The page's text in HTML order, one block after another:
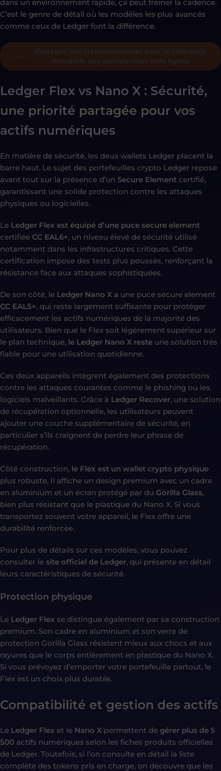
dans un environnement rapide, ça peut freiner la cadence.
C’est le genre de détail où les modèles les plus avancés
comme ceux de Ledger font la différence.
Protégez vos cryptomonnaies avec la référence
mondiale des portefeuilles hors lignes
Ledger Flex vs Nano X : Sécurité,
une priorité partagée pour vos
actifs numériques
En matière de sécurité, les deux wallets Ledger placent la
barre haut. Le sujet des portefeuilles crypto Ledger repose
avant tout sur la présence d’un Secure Element certifié,
garantissant une solide protection contre les attaques
physiques ou logicielles.
Le Ledger Flex est équipé d’une puce secure element
certifiée CC EAL6+, un niveau élevé de sécurité utilisé
notamment dans les infrastructures critiques. Cette
certification impose des tests plus poussés, renforçant la
résistance face aux attaques sophistiquées.
De son côté, le Ledger Nano X a une puce secure element
CC EAL5+, qui reste largement suffisante pour protéger
efficacement les actifs numériques de la majorité des
utilisateurs. Bien que le Flex soit légèrement supérieur sur
le plan technique, le Ledger Nano X reste une solution très
fiable pour une utilisation quotidienne.
Ces deux appareils intègrent également des protections
contre les attaques courantes comme le phishing ou les
logiciels malveillants. Grâce à Ledger Recover, une solution
de récupération optionnelle, les utilisateurs peuvent
ajouter une couche supplémentaire de sécurité, en
particulier s’ils craignent de perdre leur phrase de
récupération.
Côté construction, le Flex est un wallet crypto physique
plus robuste. Il affiche un design premium avec un cadre
en aluminium et un écran protégé par du Gorilla Glass,
bien plus résistant que le plastique du Nano X. Si vous
transportez souvent votre appareil, le Flex offre une
durabilité renforcée.
Pour plus de détails sur ces modèles, vous pouvez
consulter le site officiel de Ledger, qui présente en détail
leurs caractéristiques de sécurité.
Protection physique
Le Ledger Flex se distingue également par sa construction
premium. Son cadre en aluminium et son verre de
protection Gorilla Glass résistent mieux aux chocs et aux
rayures que le corps entièrement en plastique du Nano X.
Si vous prévoyez d’emporter votre portefeuille partout, le
Flex est un choix plus durable.
Compatibilité et gestion des actifs
Le Ledger Flex et le Nano X permettent de gérer plus de 5
500 actifs numériques selon les fiches produits officielles
de Ledger. Toutefois, si l’on consulte en détail la liste
complète des tokens pris en charge, on découvre que les